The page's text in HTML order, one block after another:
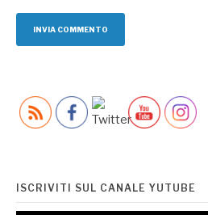
ISCRIVITI SUL CANALE YUTUBE